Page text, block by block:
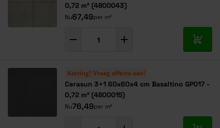
0,72 m² (4800043)
Nu67,49per m²
In
Korting? Vraag offerte aan!
Cerasun 3+1 60x60x4 cm Basaltino GP017 -
0,72 m² (4800015)
Nu76,49per m²